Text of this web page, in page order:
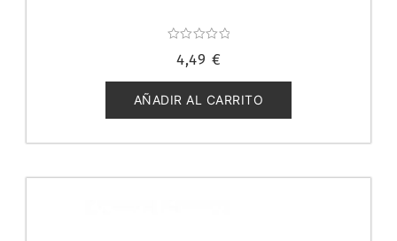
con
de
5
4,49 €
AÑADIR AL CARRITO